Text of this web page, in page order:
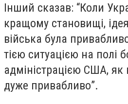
Інший сказав: “Коли
кращому становищі,
війська була
тією ситуацією на полі
адміністрацією США, як
дуже привабливо”.